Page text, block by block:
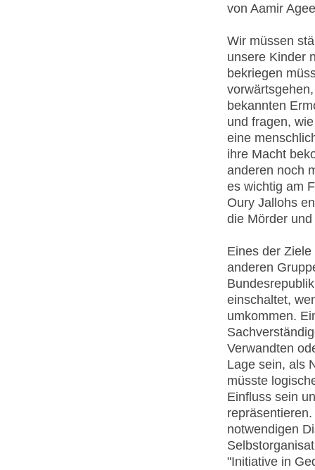
von Aamir
Wir müssen
unsere Kinder
bekriegen
bekannten
und fragen,
eine
ihre Macht
anderen noch
es wichtig am
Oury Jallohs
die Mörder
Eines der
anderen
einschaltet,
umkommen.
Verwandten
Lage sein, als
müsste
Einfluss sein
notwendigen
"Initiative in